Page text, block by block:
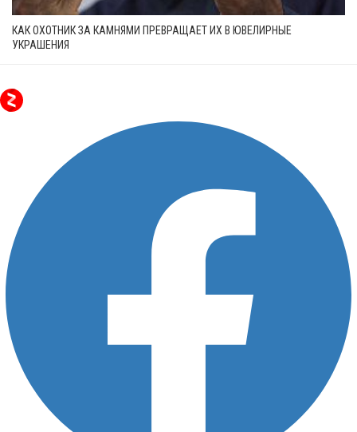
КАК ОХОТНИК ЗА КАМНЯМИ ПРЕВРАЩАЕТ ИХ В ЮВЕЛИРНЫЕ
УКРАШЕНИЯ